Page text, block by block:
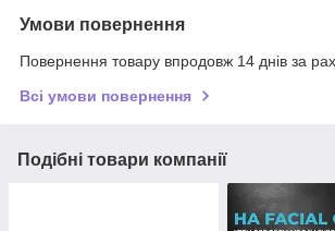
Умови повернення
Повернення товару впродовж 14 днів за
Всі умови повернення
Подібні товари компанії